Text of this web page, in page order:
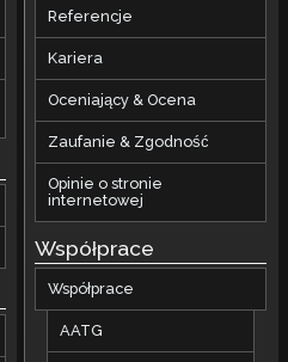
Referencje
Kariera
Oceniający & Ocena
Zaufanie & Zgodność
Opinie o stronie
internetowej
Współprace
Współprace
AATG